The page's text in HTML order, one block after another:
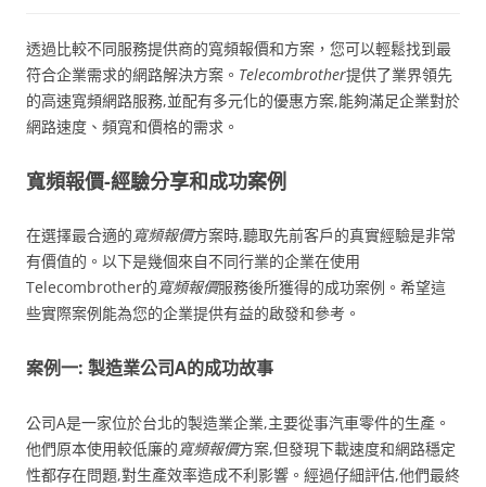
透過比較不同服務提供商的寬頻報價和方案，您可以輕鬆找到最
符合企業需求的網路解決方案。 Telecombrother提供了業界領先
的高速寬頻網路服務,並配有多元化的優惠方案,能夠滿足企業對於
網路速度、頻寬和價格的需求。
寬頻報價-經驗分享和成功案例
在選擇最合適的 寬頻報價方案時,聽取先前客戶的真實經驗是非常
有價值的。以下是幾個來自不同行業的企業在使用
Telecombrother的 寬頻報價服務後所獲得的成功案例。希望這
些實際案例能為您的企業提供有益的啟發和參考。
案例一: 製造業公司A的成功故事
公司A是一家位於台北的製造業企業,主要從事汽車零件的生產。
他們原本使用較低廉的 寬頻報價方案,但發現下載速度和網路穩定
性都存在問題,對生產效率造成不利影響。經過仔細評估,他們最終